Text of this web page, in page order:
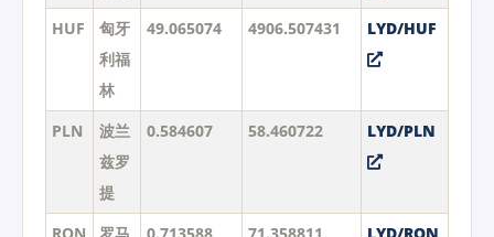
HUF
匈牙
利福
林
49.065074 4906.507431 LYD/HUF
PLN
波兰
兹罗
提
0.584607 58.460722 LYD/PLN